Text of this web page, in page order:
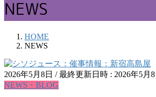
NEWS
HOME
NEWS
2026年5月8日 / 最終更新日時 : 2026年5月8
NEWS・BLOG